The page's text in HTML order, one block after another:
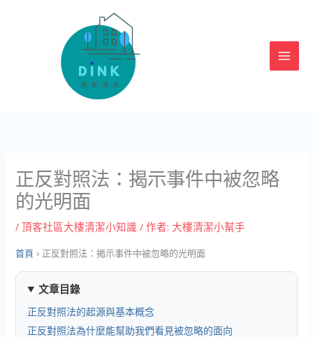
正反對照法：揭示事件中被忽略
的光明面
/頂客社區大樓清潔小知識 / 作者: 大樓清潔小幫手
首頁 › 正反對照法：揭示事件中被忽略的光明面
文章目錄
正反對照法的起源與基本概念
正反對照法為什麼能幫助我們看見被忽略的面向